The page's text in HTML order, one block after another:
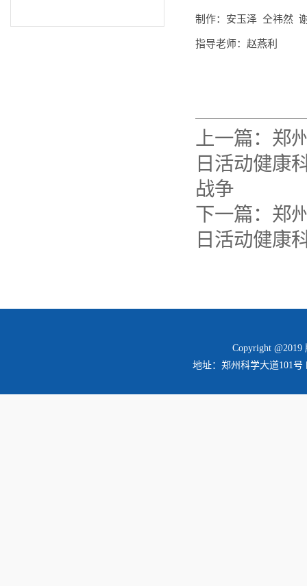
制作：安玉泽 仝祎然
指导老师：赵燕利
上一篇： 郑
日活动健康
战争
下一篇： 郑
日活动健康
Copyright
地址：郑州科学大道101号